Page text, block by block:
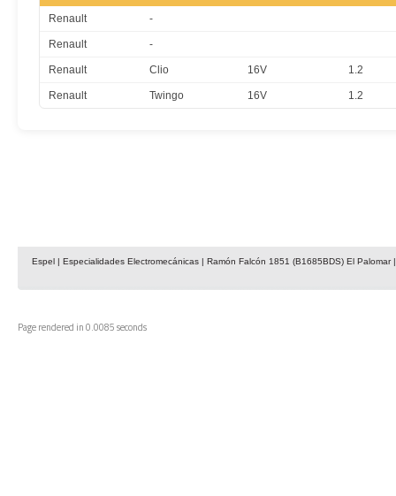
Renault -
Renault -
Renault Clio 16V 1.2
Renault Twingo 16V 1.2
Espel | Especialidades Electromecánicas | Ramón Falcón 1851 (B1685BDS) El
Page rendered in 0.0085 seconds